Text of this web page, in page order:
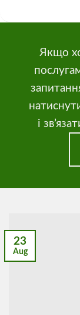
Якщо
і
23
Aug